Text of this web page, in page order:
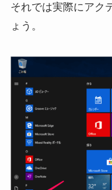
それでは実際にアク
ょう。